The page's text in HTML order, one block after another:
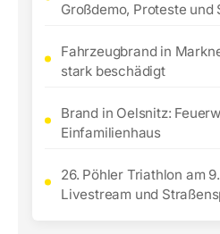
Großdemo, Proteste und
Fahrzeugbrand in
stark beschädigt
Brand in Oelsnitz:
Einfamilienhaus
26. Pöhler Triathlon am
Livestream und